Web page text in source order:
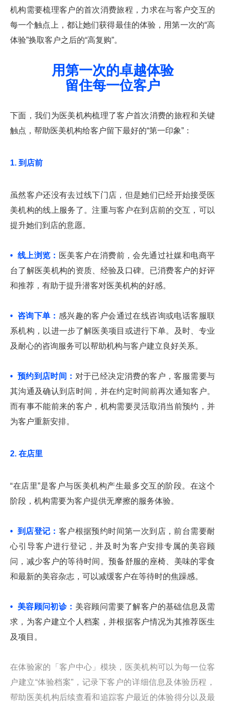
机构需要梳理客户的首次消费旅程，力求在与客户交互的
每一个触点上，都让她们获得最佳的体验，用第一次的“高
体验”换取客户之后的“高复购”。
用第一次的卓越体验
留住每一位客户
下面，我们为医美机构梳理了客户首次消费的旅程和关键
触点，帮助医美机构给客户留下最好的“第一印象”：
1. 到店前
虽然客户还没有去过线下门店，但是她们已经开始接受医
美机构的线上服务了。注重与客户在到店前的交互，可以
提升她们到店的意愿。
• 线上浏览： 医美客户在消费前，会先通过社媒和电商平
台了解医美机构的资质、经验及口碑。已消费客户的好评
和推荐，有助于提升潜客对医美机构的好感。
• 咨询下单： 感兴趣的客户会通过在线咨询或电话客服联
系机构，以进一步了解医美项目或进行下单。及时、专业
及耐心的咨询服务可以帮助机构与客户建立良好关系。
• 预约到店时间： 对于已经决定消费的客户，客服需要与
其沟通及确认到店时间，并在约定时间前再次通知客户。
而有事不能前来的客户，机构需要灵活取消当前预约，并
为客户重新安排。
2. 在店里
“在店里”是客户与医美机构产生最多交互的阶段。在这个
阶段，机构需要为客户提供无摩擦的服务体验。
• 到店登记： 客户根据预约时间第一次到店，前台需要耐
心引导客户进行登记，并及时为客户安排专属的美容顾
问，减少客户的等待时间。预备舒服的座椅、美味的零食
和最新的美容杂志，可以减缓客户在等待时的焦躁感。
• 美容顾问初诊： 美容顾问需要了解客户的基础信息及需
求，为客户建立个人档案，并根据客户情况为其推荐医生
及项目。
在体验家的「客户中心」模块，医美机构可以为每一位客
户建立“体验档案”，记录下客户的详细信息及体验历程，
帮助医美机构后续查看和追踪客户最近的体验得分以及最